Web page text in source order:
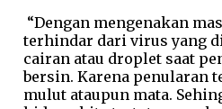
“Dengan mengenakan
terhindar dari virus yang
cairan atau droplet saat
bersin. Karena penularan
mulut ataupun mata.